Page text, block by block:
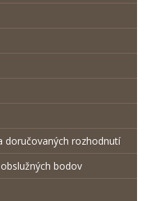
doručovaných rozhodnutí
bodov